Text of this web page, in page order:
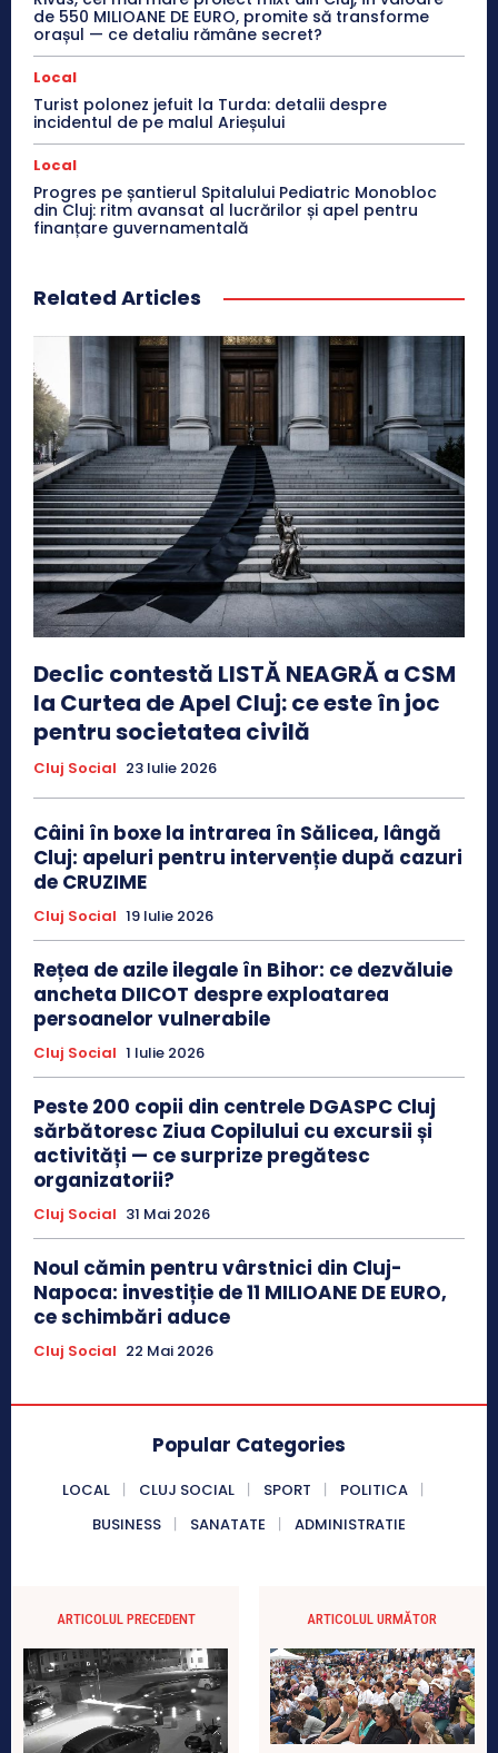
de 550 MILIOANE DE EURO, promite să transforme
orașul — ce detaliu rămâne secret?
Local
Turist polonez jefuit la Turda: detalii despre
incidentul de pe malul Arieșului
Local
Progres pe șantierul Spitalului Pediatric Monobloc
din Cluj: ritm avansat al lucrărilor și apel pentru
finanțare guvernamentală
Related Articles
Declic contestă LISTĂ NEAGRĂ a CSM
la Curtea de Apel Cluj: ce este în joc
pentru societatea civilă
Cluj Social 23 Iulie 2026
Câini în boxe la intrarea în Sălicea, lângă
Cluj: apeluri pentru intervenție după cazuri
de CRUZIME
Cluj Social 19 Iulie 2026
Rețea de azile ilegale în Bihor: ce dezvăluie
ancheta DIICOT despre exploatarea
persoanelor vulnerabile
Cluj Social 1 Iulie 2026
Peste 200 copii din centrele DGASPC Cluj
sărbătoresc Ziua Copilului cu excursii și
activități — ce surprize pregătesc
organizatorii?
Cluj Social 31 Mai 2026
Noul cămin pentru vârstnici din Cluj-
Napoca: investiție de 11 MILIOANE DE EURO,
ce schimbări aduce
Cluj Social 22 Mai 2026
Popular Categories
LOCAL CLUJ SOCIAL SPORT
POLITICA
BUSINESS
SANATATE ADMINISTRATIE
ARTICOLUL PRECEDENT ARTICOLUL URMĂTOR